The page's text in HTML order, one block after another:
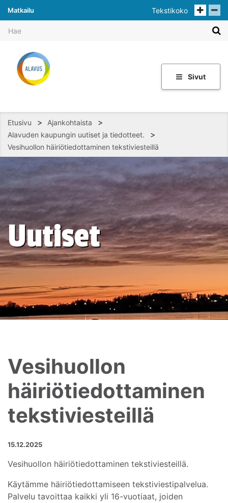
Matkailu Tekstikoko
Sivut
Etusivu > Ajankohtaista >
Alavuden kaupungin uutiset ja tiedotteet. >
Vesihuollon häiriötiedottaminen tekstiviesteillä
Uutiset
Vesihuollon
häiriötiedottaminen
tekstiviesteillä
15.12.2025
Vesihuollon häiriötiedottaminen tekstiviesteillä.
Käytämme häiriötiedottamiseen tekstiviestipalvelua.
Palvelu tavoittaa kaikki yli 16-vuotiaat, joiden